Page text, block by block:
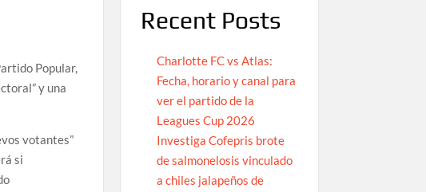
Popular,
y una
votantes”
si
Recent Posts
Charlotte FC vs Atlas:
Fecha, horario y canal para
ver el partido de la
Leagues Cup 2026
Investiga Cofepris brote
de salmonelosis vinculado
a chiles jalapeños de